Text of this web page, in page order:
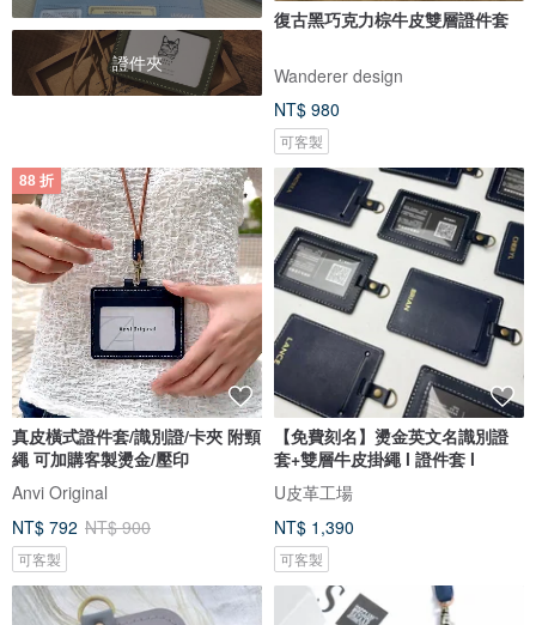
證件夾
復古黑巧克力棕牛皮雙層證件套
Wanderer design
NT$ 980
可客製
88 折
真皮橫式證件套/識別證/卡夾 附頸
繩 可加購客製燙金/壓印
Anvi Original
NT$ 792 NT$ 900
可客製
【免費刻名】燙金英文名識別證
套+雙層牛皮掛繩 l 證件套 l
U皮革工場
NT$ 1,390
可客製